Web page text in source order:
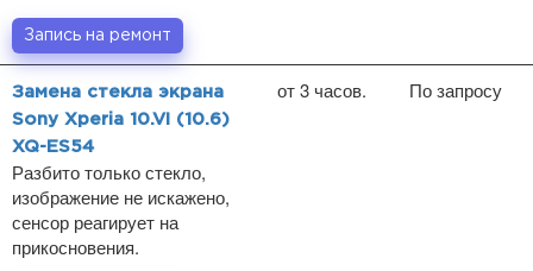
Запись на ремонт
Замена стекла экрана
Sony Xperia 10.VI (10.6)
XQ-ES54
Разбито только стекло,
изображение не искажено,
сенсор реагирует на
прикосновения.
от 3 часов. По запросу